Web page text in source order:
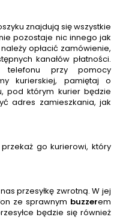
znajdują się wszystkie
pozostaje nic innego jak
opłacić zamówienie,
kanałów płatności.
telefonu przy pomocy
kurierskiej, pamiętaj o
pod którym kurier będzie
adres zamieszkania, jak
go kurierowi, który
przesyłkę zwrotną. W jej
ze sprawnym buzzerem
będzie się również